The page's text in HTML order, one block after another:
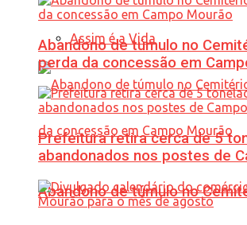
Assim é a Vida
Abandono de túmulo no
Abandono de túmulo no
perda da concessão em
Prefeitura retira cerca de 5
abandonados nos postes de